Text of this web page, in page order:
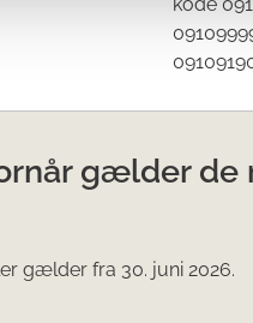
gælder de
gælder fra 30. juni 2026.